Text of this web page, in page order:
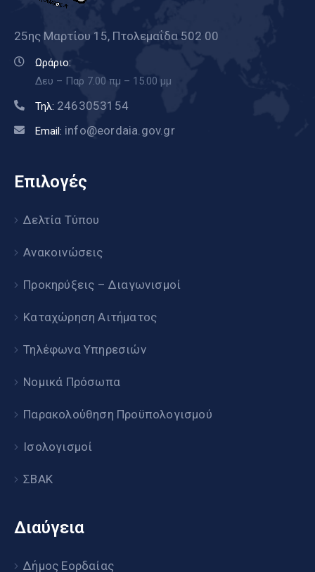
25ης Μαρτίου 15, Πτολεμαΐδα 502 00
Ωράριο:
Δευ – Παρ 7.00 πμ – 15.00 μμ
Τηλ: 2463053154
Email: info@eordaia.gov.gr
Επιλογές
Δελτία Τύπου
Ανακοινώσεις
Προκηρύξεις – Διαγωνισμοί
Καταχώρηση Αιτήματος
Τηλέφωνα Υπηρεσιών
Νομικά Πρόσωπα
Παρακολούθηση Προϋπολογισμού
Ισολογισμοί
ΣΒΑΚ
Διαύγεια
Δήμος Εορδαίας